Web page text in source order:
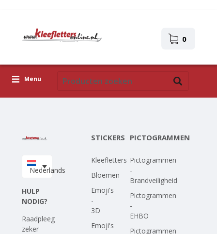
0
Menu
Upload je eigen ontwerp
Nederlands
HULP
NODIG?
Raadpleeg
zeker
STICKERS
Kleefletters
Bloemen
Emoji's
-
3D
Emoji's
PICTOGRAMMEN
Pictogrammen
-
Brandveiligheid
Pictogrammen
-
EHBO
Pictogrammen